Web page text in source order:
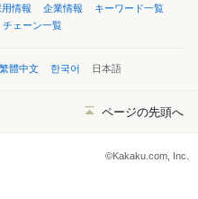
用情報 企業情報
キーワード一覧
チェーン一覧
繁體中文 한국어 日本語
ページの先頭へ
©Kakaku.com, Inc.